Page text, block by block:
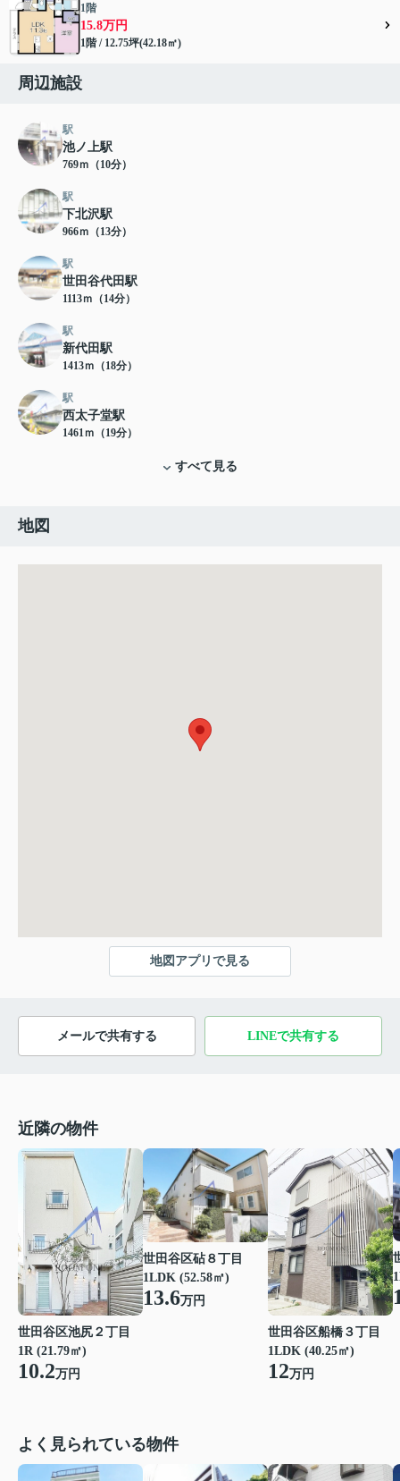
1階
15.8万円
1階 / 12.75坪(42.18㎡)
周辺施設
駅
池ノ上駅
769ｍ（10分）
駅
下北沢駅
966ｍ（13分）
駅
世田谷代田駅
1113ｍ（14分）
駅
新代田駅
1413ｍ（18分）
駅
西太子堂駅
1461ｍ（19分）
すべて見る
地図
地図アプリで見る
メールで共有する LINEで共有する
近隣の物件
世田谷区池尻２丁目
1R (21.79㎡)
10.2万円
世田谷区砧８丁目
1LDK (52.58㎡)
13.6万円
世田谷区船橋３丁目
1LDK (40.25㎡)
12万円
よく見られている物件